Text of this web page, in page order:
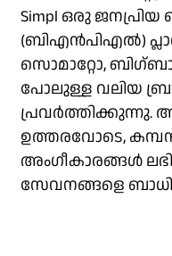
Simpl ഒരു
(ബി‌എൻ‌പി‌എൽ)
സൊമാറ്റോ,
പോലുള്ള വലിയ
ഉത്തരവോടെ,
അംഗീകാരങ്ങൾ
സേവനങ്ങളെ